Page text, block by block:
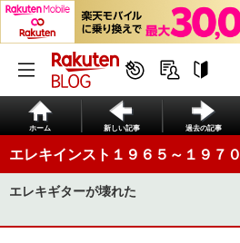
ホーム 新しい記事 過去の記事
エレキインスト１９６５～１９７０
エレキギターが壊れた